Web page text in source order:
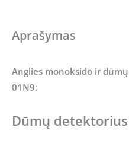
Aprašymas
Anglies monoksido ir
01N9:
Dūmų detektorius